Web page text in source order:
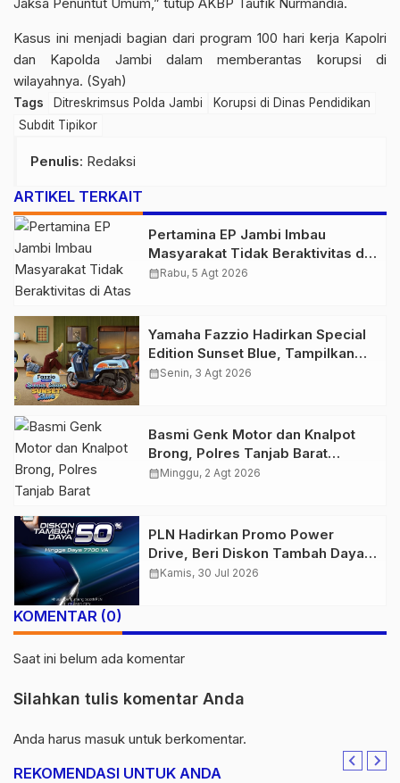
Kasus ini menjadi bagian dari program 100 hari kerja Kapolri
dan Kapolda Jambi dalam memberantas korupsi di
wilayahnya. (Syah)
Tags Ditreskrimsus Polda Jambi
Korupsi di Dinas Pendidikan
Subdit Tipikor
Penulis: Redaksi
ARTIKEL TERKAIT
Pertamina EP Jambi Imbau
Masyarakat Tidak Beraktivitas di
Atas Jalur Pipa Migas Demi
calendar_monthRabu, 5 Agt 2026
Yamaha Fazzio Hadirkan Special
Edition Sunset Blue, Tampilkan
Nuansa Retro Summer yang
calendar_monthSenin, 3 Agt 2026
Basmi Genk Motor dan Knalpot
Brong, Polres Tanjab Barat
Amankan Belasan Kendaraan
calendar_monthMinggu, 2 Agt 2026
PLN Hadirkan Promo Power
Drive, Beri Diskon Tambah Daya
50% di Ajang GIIAS 2026
calendar_monthKamis, 30 Jul 2026
KOMENTAR (0)
Saat ini belum ada komentar
Silahkan tulis komentar Anda
Anda harus masuk untuk berkomentar.
REKOMENDASI UNTUK ANDA